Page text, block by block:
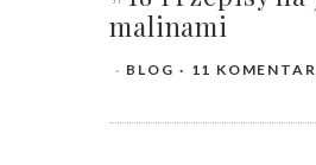
malinami
BLOG 11